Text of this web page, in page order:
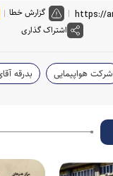
گزارش خطا
اشتراک گذاری
شرکت هواپیمایی بدرقه